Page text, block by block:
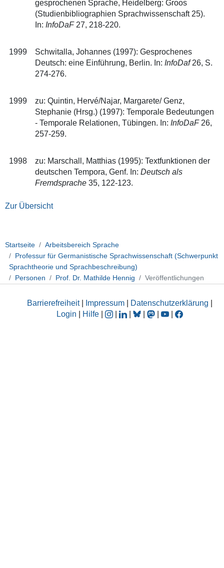
gesprochenen Sprache, Heidelberg: Groos
(Studienbibliographien Sprachwissenschaft 25).
In: InfoDaF27, 218-220.
1999
Schwitalla, Johannes (1997): Gesprochenes
Deutsch: eine Einführung, Berlin. In: InfoDaf26, S.
274-276.
1999
zu: Quintin, Hervé/Najar, Margarete/ Genz,
Stephanie (Hrsg.) (1997): Temporale Bedeutungen
- Temporale Relationen, Tübingen. In: InfoDaF26,
257-259.
1998
zu: Marschall, Matthias (1995): Textfunktionen der
deutschen Tempora, Genf. In: Deutsch als
Fremdsprache35, 122-123.
Zur Übersicht
Startseite
Arbeitsbereich Sprache
Professur für Germanistische Sprachwissenschaft (Schwerpunkt
Sprachtheorie und Sprachbeschreibung)
Personen
Prof. Dr. Mathilde Hennig Veröffentlichungen
Barrierefreiheit| Impressum Datenschutzerklärung
Login
Hilfe